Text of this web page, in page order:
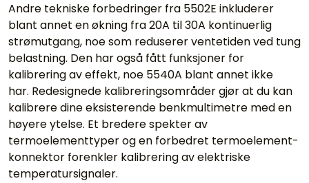
Andre tekniske forbedringer fra 5502E inkluderer
blant annet en økning fra 20A til 30A kontinuerlig
strømutgang, noe som reduserer ventetiden ved tung
belastning. Den har også fått funksjoner for
kalibrering av effekt, noe 5540A blant annet ikke
har. Redesignede kalibreringsområder gjør at du kan
kalibrere dine eksisterende benkmultimetre med en
høyere ytelse. Et bredere spekter av
termoelementtyper og en forbedret termoelement-
konnektor forenkler kalibrering av elektriske
temperatursignaler.